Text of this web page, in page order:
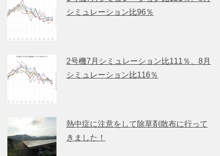
シミュレーション比96％
2号機7月シミュレーション比111％、8月
シミュレーション比116％
熱中症に注意をして除草剤散布に行って
きました！